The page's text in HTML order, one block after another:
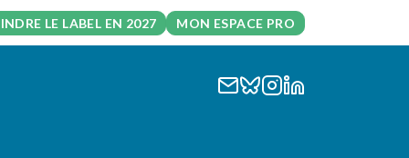
LE LABEL EN 2027 MON ESPACE PRO